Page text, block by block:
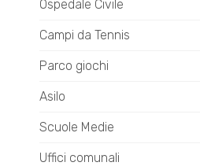
Ospedale Civile
Campi da Tennis
Parco giochi
Asilo
Scuole Medie
Uffici comunali